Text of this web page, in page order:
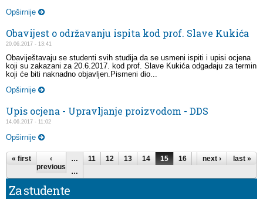
Opširnije
Obavijest o održavanju ispita kod prof. Slave Kukića
20.06.2017 - 13:41
Obaviještavaju se studenti svih studija da se usmeni ispiti i upisi ocjena
koji su zakazani za 20.6.2017. kod prof. Slave Kukića odgađaju za termin
koji će biti naknadno objavljen.Pismeni dio...
Opširnije
Upis ocjena - Upravljanje proizvodom - DDS
14.06.2017 - 11:02
Opširnije
Pages
« first
‹
previous
… 11 12 13 14 15 16 17 18
19
…
next › last »
Za studente